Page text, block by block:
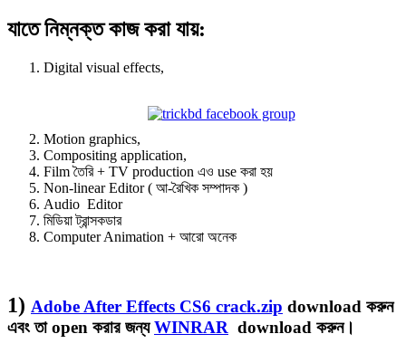
যাতে নিম্নক্ত কাজ করা যায়:
Digital visual effects,
Motion graphics,
Compositing application,
Film তৈরি + TV production এও use করা হয়
Non-linear Editor ( আ-রৈখিক সম্পাদক )
Audio Editor
মিডিয়া ট্রান্সকডার
Computer Animation + আরো অনেক
1) Adobe After Effects CS6 crack.zip download করুন
এবং তা open করার জন্যWINRAR download করুন।